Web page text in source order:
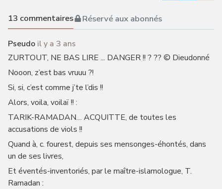
13 commentaires Réservé aux abonnés
Pseudo il y a 3 ans
ZURTOUT, NE BAS LIRE ... DANGER !! ? ?? © Dieudonné
Nooon, z’est bas vruuu ?!
Si, si, c’est comme j’te l’dis !!
Alors, voila, voilaï !! :
TARIK-RAMADAN… ACQUITTE, de toutes les
accusations de viols !!
Quand à, c. fourest, depuis ses mensonges-éhontés, dans
un de ses livres,
Et éventés-inventoriés, par le maître-islamologue, T.
Ramadan :